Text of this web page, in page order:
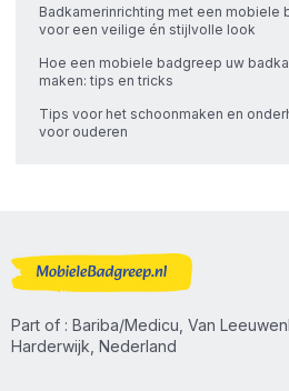
Badkamerinrichting met een mobiele
voor een veilige én stijlvolle look
Hoe een mobiele badgreep uw
maken: tips en tricks
Tips voor het schoonmaken en
voor ouderen
Part of : Bariba/Medicu, Van
Harderwijk, Nederland